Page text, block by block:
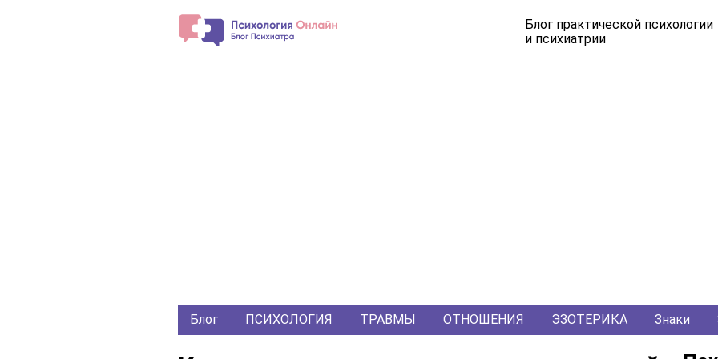
Блог практической психологии
и психиатрии
Блог ПСИХОЛОГИЯ ТРАВМЫ ОТНОШЕНИЯ ЭЗОТЕРИКА Знаки